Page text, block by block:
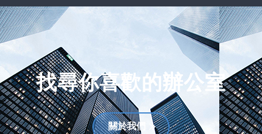
找尋你喜歡的辦公室
關於我們